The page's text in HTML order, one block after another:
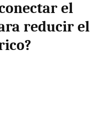
el
reducir el